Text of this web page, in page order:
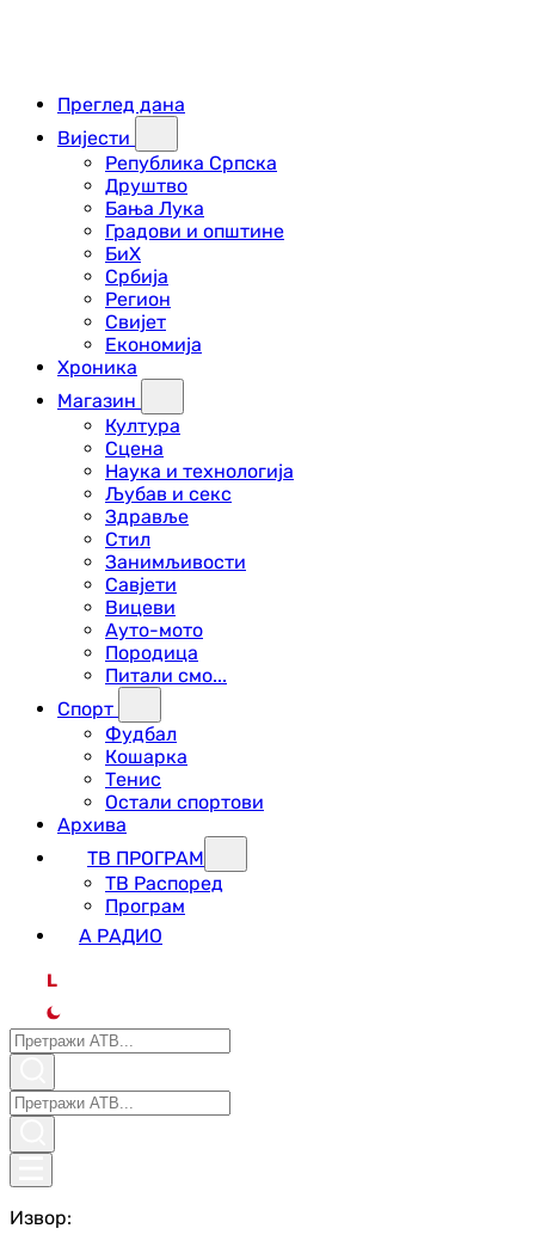
Преглед дана
Вијести
Република Српска
Друштво
Бања Лука
Градови и општине
БиХ
Србија
Регион
Свијет
Економија
Хроника
Магазин
Култура
Сцена
Наука и технологија
Љубав и секс
Здравље
Стил
Занимљивости
Савјети
Вицеви
Ауто-мото
Породица
Питали смо...
Спорт
Фудбал
Кошарка
Тенис
Остали спортови
Архива
ТВ ПРОГРАМ
ТВ Распоред
Програм
А РАДИО
L
Извор: